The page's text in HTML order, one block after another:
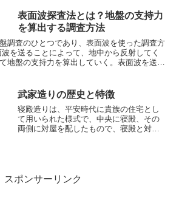
記された樹木、特定の工場内にある機
材、鉄道財団といったものも不動産とし
て判断され、行政や法律においては、そ
の他、船舶や航空機、鉱業権なども不動
産に準ずるものとして扱われている。
積書は、発注者と請負者の間で正式に合
意した見積書で、発注者が発注書を発行
することで契約が成立します。概算見積
書は、以下のような場合に作成されま
す。・発注者が予算を把握したい場合・
発注者が複数の業者から見積もりを取り
は、以下のような場合に作成されま
す。・発注者と請負者の間で契約を締結
する場合・発注者が請負者に工事の追加
発注を行う場合・発注者が請負者に工事
の変更を依頼する場合
表面波探査法とは？地盤の支持力
を算出する調査方法
調査のひとつであり、表面波を使った調査方
を送ることによって、地中から反射してく
地盤の支持力を算出していく。表面波を送る
を
垂直起震機 と呼ぶ。建物にも使うことがで
生したときに、いったいどのような周期を持
持つ固有周期と共振するのかといったことを知
を起こすと揺れは大きくなっていってしまう
うかといったことも情報として分かる。
武家造りの歴史と特徴
寝殿造り は、平安時代に貴族の住宅とし
て用いられた様式で、中央に寝殿、その
両側に対屋を配したもので、寝殿と対屋
机と障子を作るのが特徴です。
は、室町時代に発展した様式で、武家造
スポンサーリンク